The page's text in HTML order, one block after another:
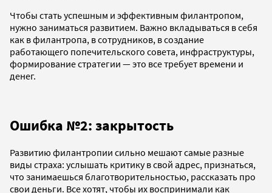
Чтобы стать успешным и эффективным филантропом,
нужно заниматься развитием. Важно вкладываться в себя
как в филантропа, в сотрудников, в создание
работающего попечительского совета, инфраструктуры,
формирование стратегии — это все требует времени и
денег.
Ошибка №2: закрытость
Развитию филантропии сильно мешают самые разные
виды страха: услышать критику в свой адрес, признаться,
что занимаешься благотворительностью, рассказать про
свои деньги. Все хотят, чтобы их воспринимали как